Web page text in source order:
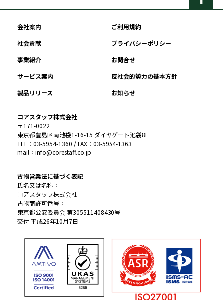
会社案内
ご利用規約
社会貢献
プライバシーポリシー
事業紹介
お問合せ
サービス案内
反社会的勢力の基本方針
製品リリース
お知らせ
コアスタッフ株式会社
〒171-0022
東京都豊島区南池袋1-16-15 ダイヤゲート池袋8F
TEL：03-5954-1360 / FAX：03-5954-1363
mail：info@corestaff.co.jp
古物営業法に基づく表記
氏名又は名称：
コアスタッフ株式会社
古物商許可番号：
東京都公安委員会 第305511408430号
交付 平成26年10月7日